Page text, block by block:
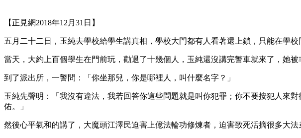
【正見網2018年12月31日】
五月二十二日，玉純去學校給學生講真相，學校大門都有人看著還上鎖，只能在學校
當天，大約上百個學生在門前玩，勸退了十幾個人，玉純還沒講完警車就來了，她被
到了派出所，一警問：「你坐那兒，你是哪裡人，叫什麼名字？」
玉純先聲明：「我沒有違法，我若回答你這些問題就是叫你犯罪；你不要按犯人來
佑。」
然後心平氣和的講了，大魔頭江澤民迫害上億法輪功修煉者，迫害致死活摘很多大